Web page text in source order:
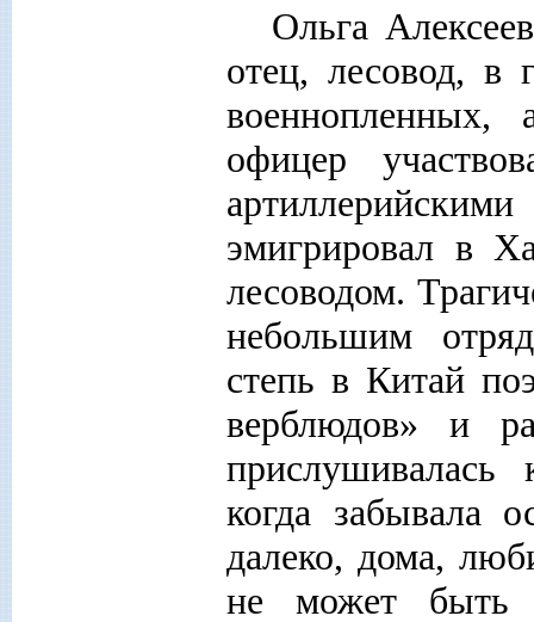
Ольга
отец, лесовод, в
офицер
эмигрировал в
лесоводом.
небольшим
степь в Китай
верблюдов» и
прислушивалась
когда забывала
далеко, дома,
не может быть